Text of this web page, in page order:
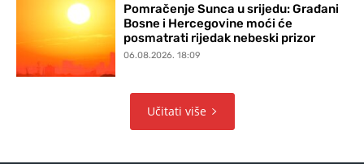
Pomračenje Sunca u srijedu: Građani
Bosne i Hercegovine moći će
posmatrati rijedak nebeski prizor
06.08.2026. 18:09
Učitati više